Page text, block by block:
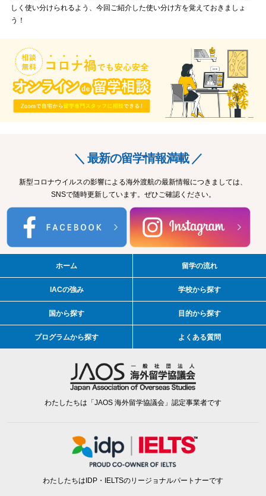
しく使い分けられるよう、今回ご紹介した使い分け方を覚えておきましょ
う！
＼ 最新の留学情報満載 ／
新型コロナウイルスの影響による海外渡航の最新情報につきましては、
SNSで随時更新しています。ぜひご確認ください。
ホーム 留学の流れ
IACの強み 学校から探す
国から探す 目的から探す
プログラムから探す よくある質問
わたしたちは「JAOS 海外留学協議会」認定事業者です
わたしたちはIDP・IELTSのリージョナルパートナーです